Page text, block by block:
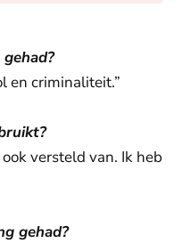
en criminaliteit.”
versteld van. Ik heb
gehad?